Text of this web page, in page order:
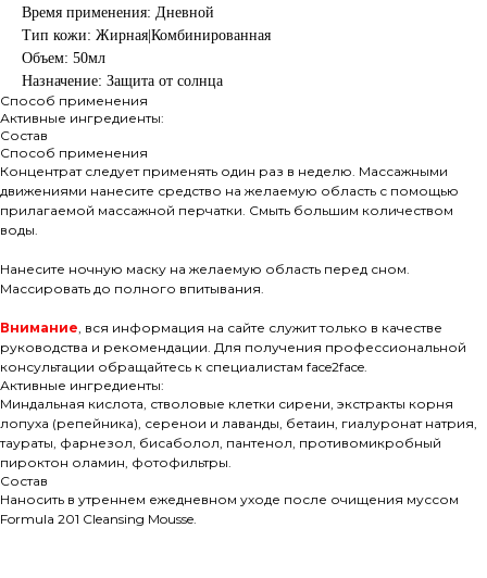
Время применения: Дневной
Тип кожи: Жирная|Комбинированная
Объем: 50мл
Назначение: Защита от солнца
Способ применения
Активные ингредиенты:
Состав
Способ применения
Концентрат следует применять один раз в неделю. Массажными
движениями нанесите средство на желаемую область с помощью
прилагаемой массажной перчатки. Смыть большим количеством
воды.
Нанесите ночную маску на желаемую область перед сном.
Массировать до полного впитывания.
Внимание, вся информация на сайте служит только в качестве
руководства и рекомендации. Для получения профессиональной
консультации обращайтесь к специалистам face2face.
Активные ингредиенты:
Миндальная кислота, стволовые клетки сирени, экстракты корня
лопуха (репейника), серенои и лаванды, бетаин, гиалуронат натрия,
таураты, фарнезол, бисаболол, пантенол, противомикробный
пироктон оламин, фотофильтры.
Состав
Наносить в утреннем ежедневном уходе после очищения муссом
Formula 201 Cleansing Mousse.